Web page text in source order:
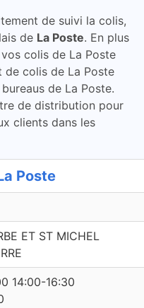
de suivi la colis,
de La Poste. En plus
colis de La Poste
de colis de La Poste
de La Poste.
de distribution pour
clients dans les
Poste
ET ST MICHEL
14:00-16:30